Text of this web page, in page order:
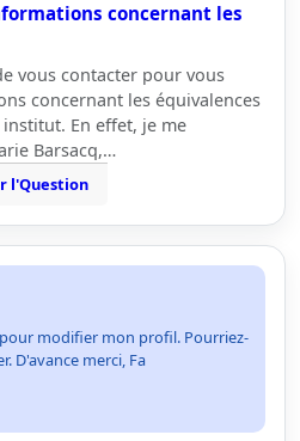
concernant les
vous contacter pour vous
concernant les équivalences
En effet, je me
Barsacq,…
l'Question
pour modifier mon profil. Pourriez-
D'avance merci, Fa